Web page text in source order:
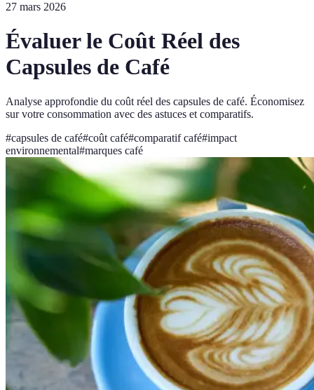
27 mars 2026
Évaluer le Coût Réel des
Capsules de Café
Analyse approfondie du coût réel des capsules de café. Économisez
sur votre consommation avec des astuces et comparatifs.
#capsules de café#coût café#comparatif café#impact
environnemental#marques café